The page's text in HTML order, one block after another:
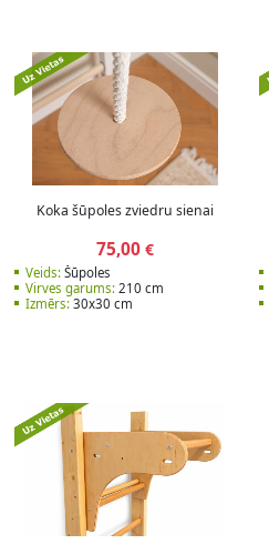
Koka šūpoles zviedru sienai
75,00 €
Veids:Šūpoles
Virves garums:210 cm
Izmērs:30x30 cm